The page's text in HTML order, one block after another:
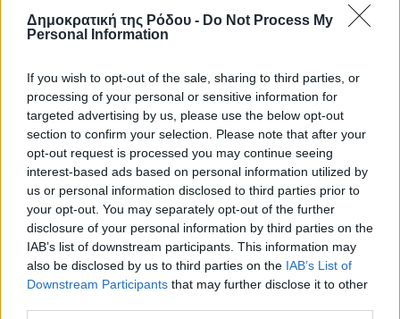
Δημοκρατική της Ρόδου - Do Not Process My
Personal Information
If you wish to opt-out of the sale, sharing to third parties, or
processing of your personal or sensitive information for
targeted advertising by us, please use the below opt-out
section to confirm your selection. Please note that after your
opt-out request is processed you may continue seeing
interest-based ads based on personal information utilized by
us or personal information disclosed to third parties prior to
your opt-out. You may separately opt-out of the further
disclosure of your personal information by third parties on the
IAB’s list of downstream participants. This information may
also be disclosed by us to third parties on the IAB’s List of
Downstream Participants that may further disclose it to other
ιερό Ναό του Αγίου Νικολάου Παστίδας Μιχαήλ
Καψάλης
Αποκαλυπτήρια για την «Ατζέντα 2030» από το βήμα
της ΔΕΘ
Ειδήσεις• πριν 16 ώρες
Από την παράδοση της Ρόδου στα ερευνητικά
εργαστήρια: Το μελεκούνι αποκτά διεθνές
επιστημονικό ενδιαφέρον
Πολιτιστικά• πριν 17 ώρες
Επίσκεψη θα πραγματοποιήσει στη Λέρο τον